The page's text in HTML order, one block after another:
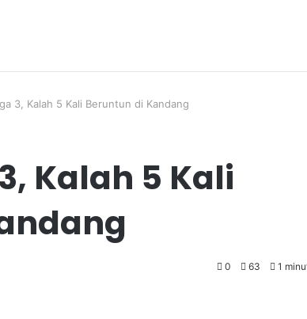
3, Kalah 5 Kali Beruntun di Kandang
Kalah 5 Kali
0 63 1